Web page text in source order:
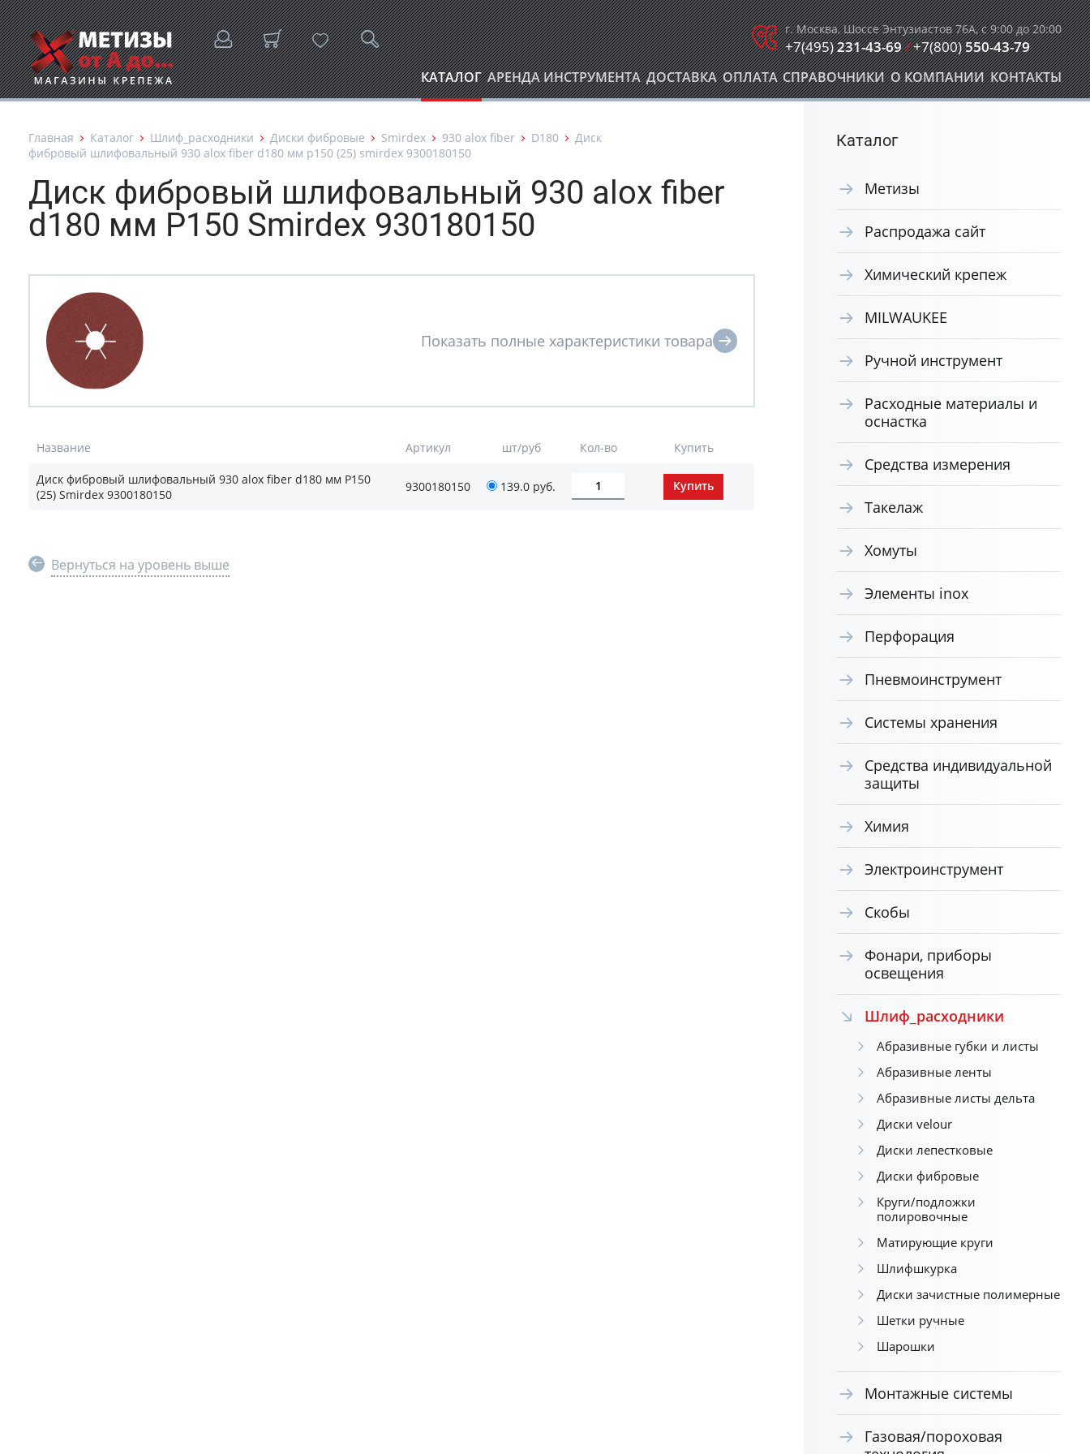
г. Москва, Шоссе Энтузиастов 76А, с 9:00 до 20:00
+7(495)231-43-69/+7(800)550-43-79
КАТАЛОГ АРЕНДА ИНСТРУМЕНТА ДОСТАВКА ОПЛАТА СПРАВОЧНИКИ О КОМПАНИИ КОНТАКТЫ
Главная Каталог Шлиф_расходники Диски фибровые Smirdex 930 alox fiber D180
Диск
фибровый шлифовальный 930 alox fiber d180 мм p150 (25) smirdex 9300180150
Диск фибровый шлифовальный 930 alox fiber
d180 мм P150 Smirdex 930180150
Название Артикул шт/руб Кол-во Купить
Диск фибровый шлифовальный 930 alox fiber d180 мм P150
(25) Smirdex 9300180150
9300180150 139.0 руб.
Вернуться на уровень выше
Каталог
Метизы
Распродажа сайт
Химический крепеж
MILWAUKEE
Ручной инструмент
Расходные материалы и
оснастка
Средства измерения
Такелаж
Хомуты
Элементы inox
Перфорация
Пневмоинструмент
Системы хранения
Средства индивидуальной
защиты
Химия
Электроинструмент
Скобы
Фонари, приборы
освещения
Шлиф_расходники
Абразивные губки и листы
Абразивные ленты
Абразивные листы дельта
Диски velour
Диски лепестковые
Диски фибровые
Круги/подложки
полировочные
Матирующие круги
Шлифшкурка
Диски зачистные полимерные
Шетки ручные
Шарошки
Монтажные системы
Газовая/пороховая